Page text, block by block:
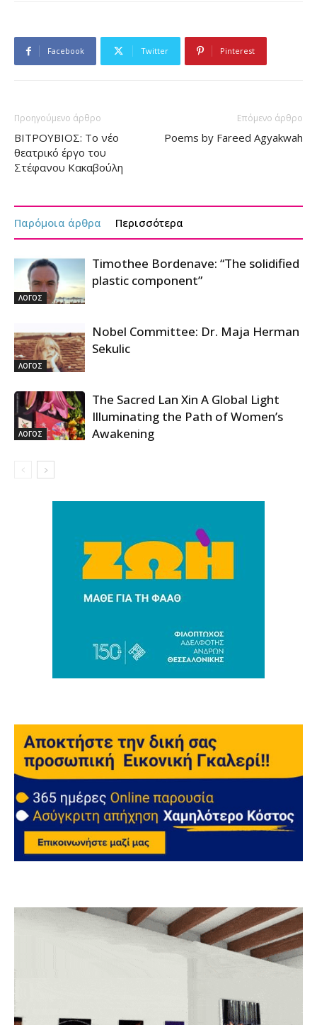
Facebook Twitter Pinterest
Προηγούμενο άρθρο
ΒΙΤΡΟΥΒΙΟΣ: Το νέο
θεατρικό έργο του
Στέφανου Κακαβούλη
Επόμενο άρθρο
Poems by Fareed Agyakwah
Παρόμοια άρθρα Περισσότερα
ΛΟΓΟΣ
Timothee Bordenave: “The solidified
plastic component”
ΛΟΓΟΣ
Nobel Committee: Dr. Maja Herman
Sekulic
ΛΟΓΟΣ
The Sacred Lan Xin A Global Light
Illuminating the Path of Women’s
Awakening